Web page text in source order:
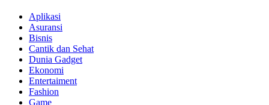
Aplikasi
Asuransi
Bisnis
Cantik dan Sehat
Dunia Gadget
Ekonomi
Entertaiment
Fashion
Game